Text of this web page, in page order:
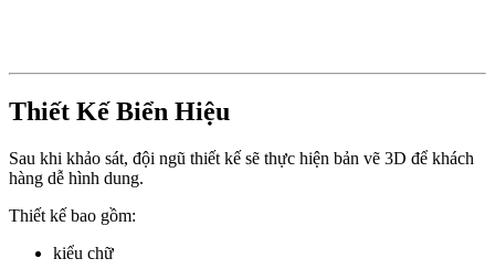
Thiết Kế Biển Hiệu
Sau khi khảo sát, đội ngũ thiết kế sẽ thực hiện bản vẽ 3D để khách
hàng dễ hình dung.
Thiết kế bao gồm:
kiểu chữ